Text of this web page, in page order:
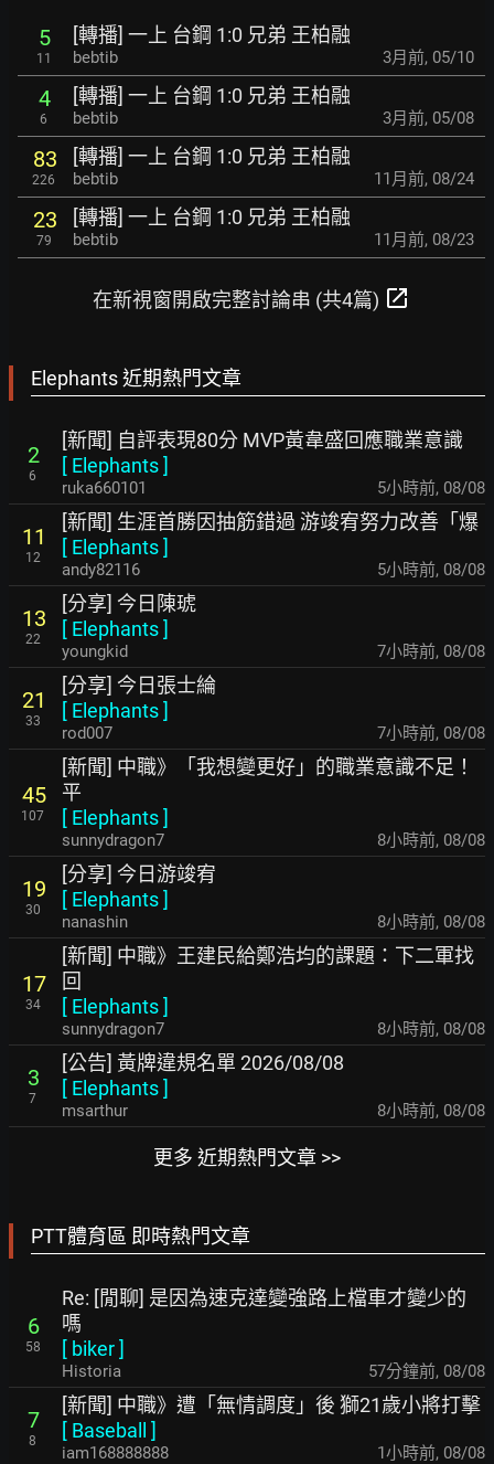
5
11
[轉播] 一上 台鋼 1:0 兄弟 王柏融
bebtib 3月前, 05/10
4
6
[轉播] 一上 台鋼 1:0 兄弟 王柏融
bebtib 3月前, 05/08
83
226
[轉播] 一上 台鋼 1:0 兄弟 王柏融
bebtib 11月前, 08/24
23
79
[轉播] 一上 台鋼 1:0 兄弟 王柏融
bebtib 11月前, 08/23
在新視窗開啟完整討論串 (共4篇) open_in_new
Elephants 近期熱門文章
2
6
[新聞] 自評表現80分 MVP黃韋盛回應職業意識
[ Elephants]
ruka660101 5小時前, 08/08
11
12
[新聞] 生涯首勝因抽筋錯過 游竣宥努力改善「爆
[ Elephants]
andy82116 5小時前, 08/08
13
22
[分享] 今日陳琥
[ Elephants]
youngkid 7小時前, 08/08
21
33
[分享] 今日張士綸
[ Elephants]
rod007 7小時前, 08/08
45
107
[新聞] 中職》「我想變更好」的職業意識不足！
平
[ Elephants]
sunnydragon7 8小時前, 08/08
19
30
[分享] 今日游竣宥
[ Elephants]
nanashin 8小時前, 08/08
17
34
[新聞] 中職》王建民給鄭浩均的課題：下二軍找
回
[ Elephants]
sunnydragon7 8小時前, 08/08
3
7
[公告] 黃牌違規名單 2026/08/08
[ Elephants]
msarthur 8小時前, 08/08
更多 近期熱門文章 >>
PTT體育區 即時熱門文章
6
58
Re: [閒聊] 是因為速克達變強路上檔車才變少的
嗎
[ biker]
Historia 57分鐘前, 08/08
7
8
[新聞] 中職》遭「無情調度」後 獅21歲小將打擊
[ Baseball ]
iam168888888 1小時前, 08/08